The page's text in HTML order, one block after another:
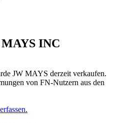
INC
JW MAYS derzeit verkaufen.
von FN-Nutzern aus den